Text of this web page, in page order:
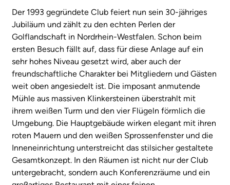
Der 1993 gegründete Club feiert nun sein 30-jähriges
Jubiläum und zählt zu den echten Perlen der
Golflandschaft in Nordrhein-Westfalen. Schon beim
ersten Besuch fällt auf, dass für diese Anlage auf ein
sehr hohes Niveau gesetzt wird, aber auch der
freundschaftliche Charakter bei Mitgliedern und Gästen
weit oben angesiedelt ist. Die imposant anmutende
Mühle aus massiven Klinkersteinen überstrahlt mit
ihrem weißen Turm und den vier Flügeln förmlich die
Umgebung. Die Hauptgebäude wirken elegant mit ihren
roten Mauern und den weißen Sprossenfenster und die
Inneneinrichtung unterstreicht das stilsicher gestaltete
Gesamtkonzept. In den Räumen ist nicht nur der Club
untergebracht, sondern auch Konferenzräume und ein